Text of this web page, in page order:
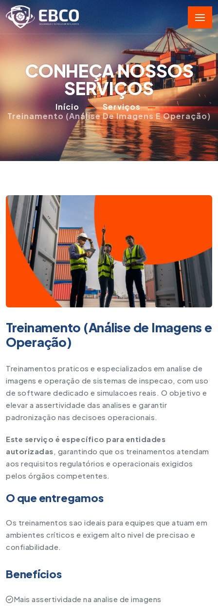
CONHEÇA NOSSOS
SERVIÇOS
Início
Serviços
Treinamento (Análise De Imagens E Operação)
Treinamento (Análise de Imagens e
Operação)
Treinamentos praticos e especializados em analise de
imagens e operação de sistemas de inspecao, com uso
de software dedicado e simulacoes reais. O objetivo e
elevar a assertividade das analises e garantir
padronização nas decisoes operacionais.
Este serviço é específico para entidades
autorizadas , garantindo que os treinamentos atendam
aos requisitos regulatórios e operacionais exigidos
pelos órgãos competentes.
O que entregamos
Os treinamentos sao ideais para equipes que atuam em
ambientes críticos e exigem alto nivel de precisao e
confiabilidade.
Benefícios
Mais assertividade na analise de imagens